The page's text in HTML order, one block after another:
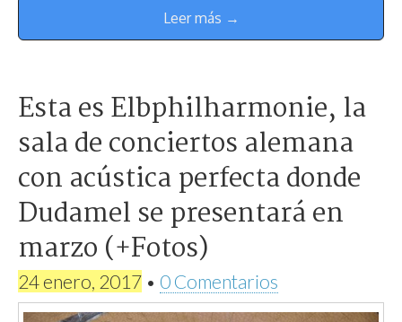
Leer más →
Esta es Elbphilharmonie, la
sala de conciertos alemana
con acústica perfecta donde
Dudamel se presentará en
marzo (+Fotos)
24 enero, 2017 • 0 Comentarios